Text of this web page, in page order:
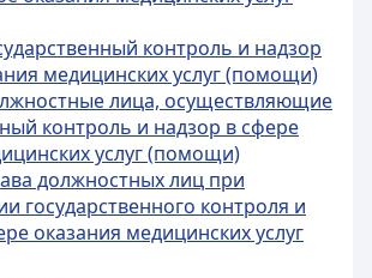
контроль и надзор
медицинских услуг (помощи)
лица, осуществляющие
контроль и надзор в сфере
услуг (помощи)
должностных лиц при
государственного контроля и
оказания медицинских услуг